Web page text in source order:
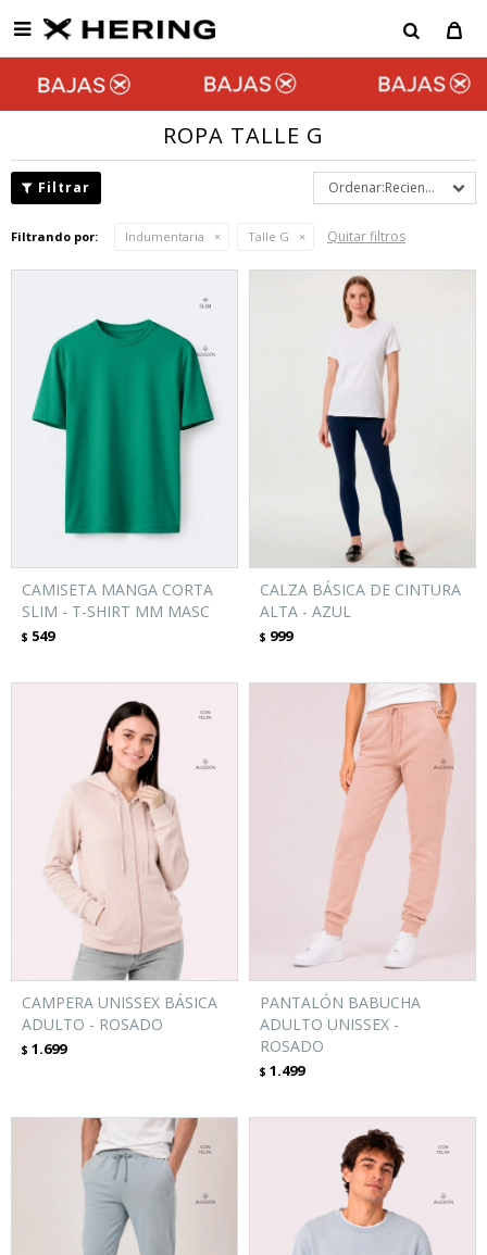

ROPA TALLE G
Recientes
Filtrando por: Indumentaria Talle G Quitar filtros
CAMISETA MANGA CORTA
SLIM - T-SHIRT MM MASC
$ 549
CALZA BÁSICA DE CINTURA
ALTA - AZUL
$ 999
CAMPERA UNISSEX BÁSICA
ADULTO - ROSADO
$ 1.699
PANTALÓN BABUCHA
ADULTO UNISSEX -
ROSADO
$ 1.499